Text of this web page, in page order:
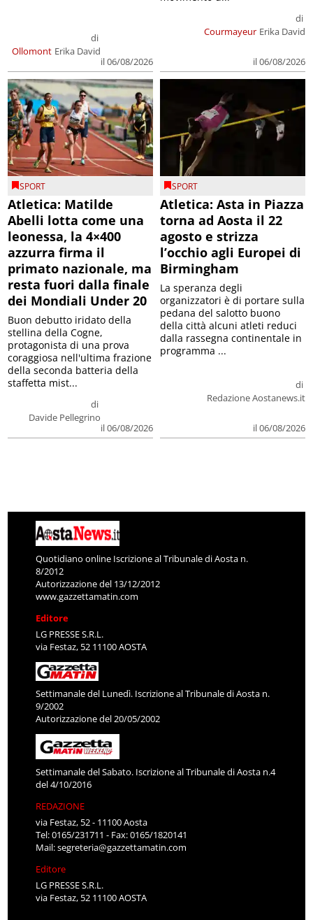
Ollomont
di
Erika David
il 06/08/2026
Courmayeur
di
Erika David
il 06/08/2026
SPORT
Atletica: Matilde
Abelli lotta come una
leonessa, la 4×400
azzurra firma il
primato nazionale, ma
resta fuori dalla finale
dei Mondiali Under 20
di
Davide Pellegrino
il 06/08/2026
Buon debutto iridato della
stellina della Cogne,
protagonista di una prova
coraggiosa nell'ultima frazione
della seconda batteria della
staffetta mist...
SPORT
Atletica: Asta in Piazza
torna ad Aosta il 22
agosto e strizza
l’occhio agli Europei di
Birmingham
di
Redazione Aostanews.it
il 06/08/2026
La speranza degli
organizzatori è di portare sulla
pedana del salotto buono
della città alcuni atleti reduci
dalla rassegna continentale in
programma ...
Quotidiano online Iscrizione al Tribunale di Aosta n.
8/2012
Autorizzazione del 13/12/2012
www.gazzettamatin.com
Editore
LG PRESSE S.R.L.
via Festaz, 52 11100 AOSTA
Settimanale del Lunedì. Iscrizione al Tribunale di Aosta n.
9/2002
Autorizzazione del 20/05/2002
Settimanale del Sabato. Iscrizione al Tribunale di Aosta n.4
del 4/10/2016
REDAZIONE
via Festaz, 52 - 11100 Aosta
Tel: 0165/231711 - Fax: 0165/1820141
Mail:segreteria@gazzettamatin.com
Editore
LG PRESSE S.R.L.
via Festaz, 52 11100 AOSTA